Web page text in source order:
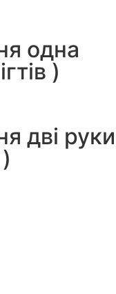
одна
)
дві руки